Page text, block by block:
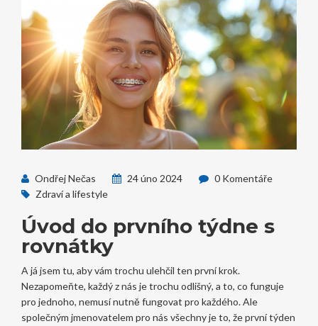
Ondřej Nečas 24 úno 2024
0 Komentáře
Zdraví a lifestyle
Úvod do prvního týdne s
rovnátky
A já jsem tu, aby vám trochu ulehčil ten první krok.
Nezapomeňte, každý z nás je trochu odlišný, a to, co funguje
pro jednoho, nemusí nutně fungovat pro každého. Ale
společným jmenovatelem pro nás všechny je to, že první týden